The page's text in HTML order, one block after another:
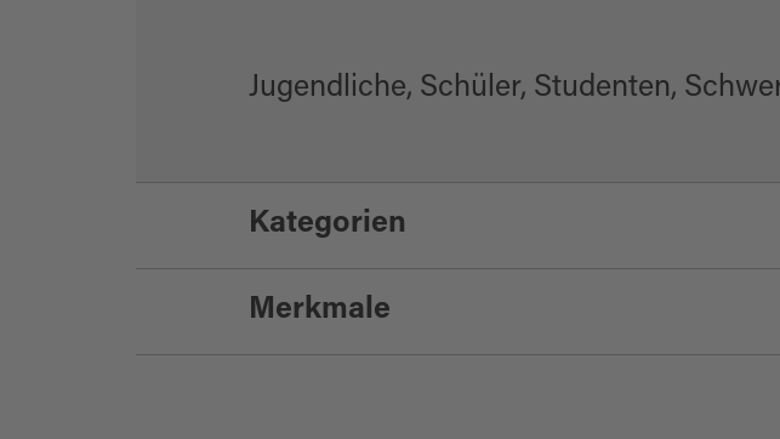
Jugendliche, Schüler, Studenten,
Kategorien
Merkmale